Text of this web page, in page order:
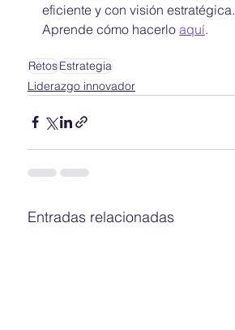
eficiente y con visión estratégica.
Aprende cómo hacerlo aquí.
RetosEstrategia
Liderazgo innovador
Entradas relacionadas